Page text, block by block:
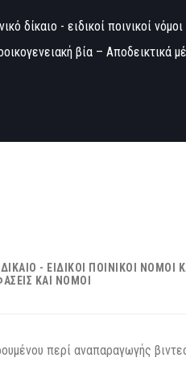
δίκαιο - ειδικοί ποινικοί
βία – Αποδεικτικά
- ΕΙΔΙΚΟΊ ΠΟΙΝΙΚΟΊ ΝΌΜΟΙ
ΚΑΙ ΝΌΜΟΙ
περί αναπαραγωγής